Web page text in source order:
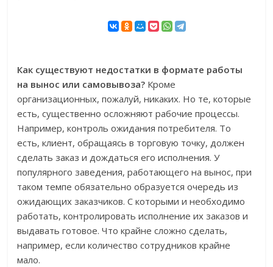
Как существуют недостатки в формате работы
на вынос или самовывоза? Кроме
организационных, пожалуй, никаких. Но те, которые
есть, существенно осложняют рабочие процессы.
Например, контроль ожидания потребителя. То
есть, клиент, обращаясь в торговую точку, должен
сделать заказ и дождаться его исполнения. У
популярного заведения, работающего на вынос, при
таком темпе обязательно образуется очередь из
ожидающих заказчиков. С которыми и необходимо
работать, контролировать исполнение их заказов и
выдавать готовое. Что крайне сложно сделать,
например, если количество сотрудников крайне
мало.